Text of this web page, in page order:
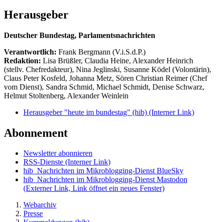
Herausgeber
Deutscher Bundestag, Parlamentsnachrichten
Verantwortlich: Frank Bergmann (V.i.S.d.P.)
Redaktion: Lisa Brüßler, Claudia Heine, Alexander Heinrich
(stellv. Chefredakteur), Nina Jeglinski, Susanne Ködel (Volontärin),
Claus Peter Kosfeld, Johanna Metz, Sören Christian Reimer (Chef
vom Dienst), Sandra Schmid, Michael Schmidt, Denise Schwarz,
Helmut Stoltenberg, Alexander Weinlein
Herausgeber "heute im bundestag" (hib) (Interner Link)
Abonnement
Newsletter abonnieren
RSS-Dienste (Interner Link)
hib_Nachrichten im Mikroblogging-Dienst BlueSky
hib_Nachrichten im Mikroblogging-Dienst Mastodon
(Externer Link, Link öffnet ein neues Fenster)
Webarchiv
Presse